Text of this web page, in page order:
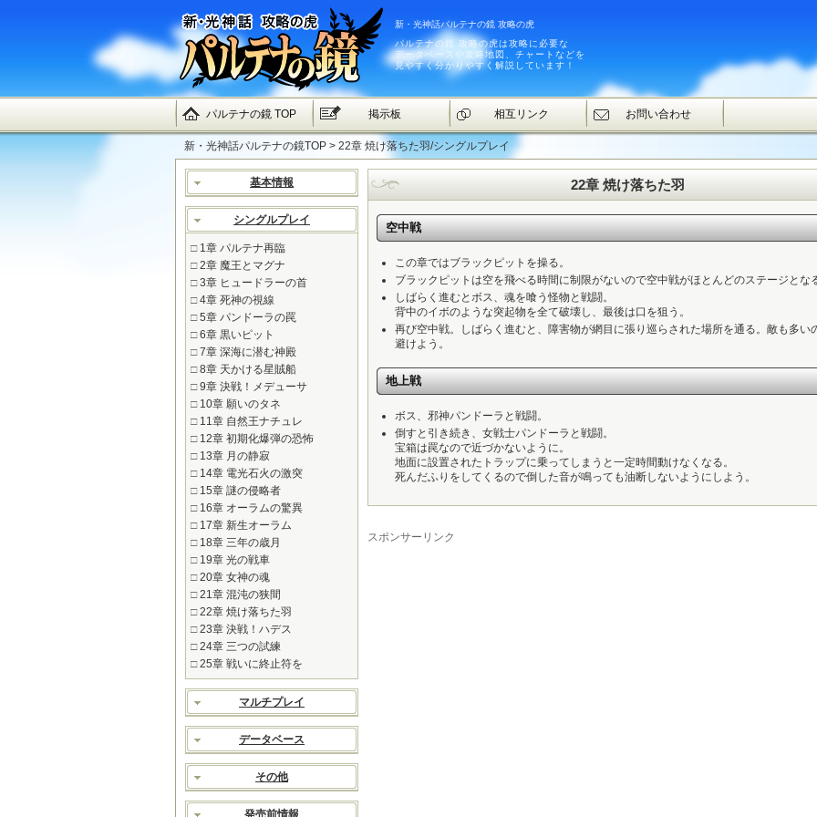
新・光神話パルテナの鏡 攻略の虎
パルテナの鏡 攻略の虎は攻略に必要な
データベースや攻略地図、チャートなどを
見やすく分かりやすく解説しています！
新・光神話パルテナの鏡TOP > 22章 焼け落ちた羽/シングルプレイ
基本情報
シングルプレイ
□ 1章 パルテナ再臨
□2章 魔王とマグナ
□3章 ヒュードラーの首
□4章 死神の視線
□5章 パンドーラの罠
□6章 黒いピット
□7章 深海に潜む神殿
□8章 天かける星賊船
□9章 決戦！メデューサ
□ 10章 願いのタネ
□ 11章 自然王ナチュレ
□ 12章 初期化爆弾の恐怖
□ 13章 月の静寂
□ 14章 電光石火の激突
□ 15章 謎の侵略者
□ 16章 オーラムの驚異
□ 17章 新生オーラム
□ 18章 三年の歳月
□ 19章 光の戦車
□20章 女神の魂
□21章 混沌の狭間
□22章 焼け落ちた羽
□23章 決戦！ハデス
□24章 三つの試練
□25章 戦いに終止符を
マルチプレイ
データベース
その他
発売前情報
22章 焼け落ちた羽
空中戦
この章ではブラックピットを操る。
ブラックピットは空を飛べる時間に制限がないので空中戦がほとんどのステージとな
しばらく進むとボス、魂を喰う怪物と戦闘。
背中のイボのような突起物を全て破壊し、最後は口を狙う。
再び空中戦。しばらく進むと、障害物が網目に張り巡らされた場所を通る。敵も多い
避けよう。
地上戦
ボス、邪神パンドーラと戦闘。
倒すと引き続き、女戦士パンドーラと戦闘。
宝箱は罠なので近づかないように。
地面に設置されたトラップに乗ってしまうと一定時間動けなくなる。
死んだふりをしてくるので倒した音が鳴っても油断しないようにしよう。
スポンサーリンク
パルテナの鏡 TOP 掲示板 相互リンク お問い合わせ